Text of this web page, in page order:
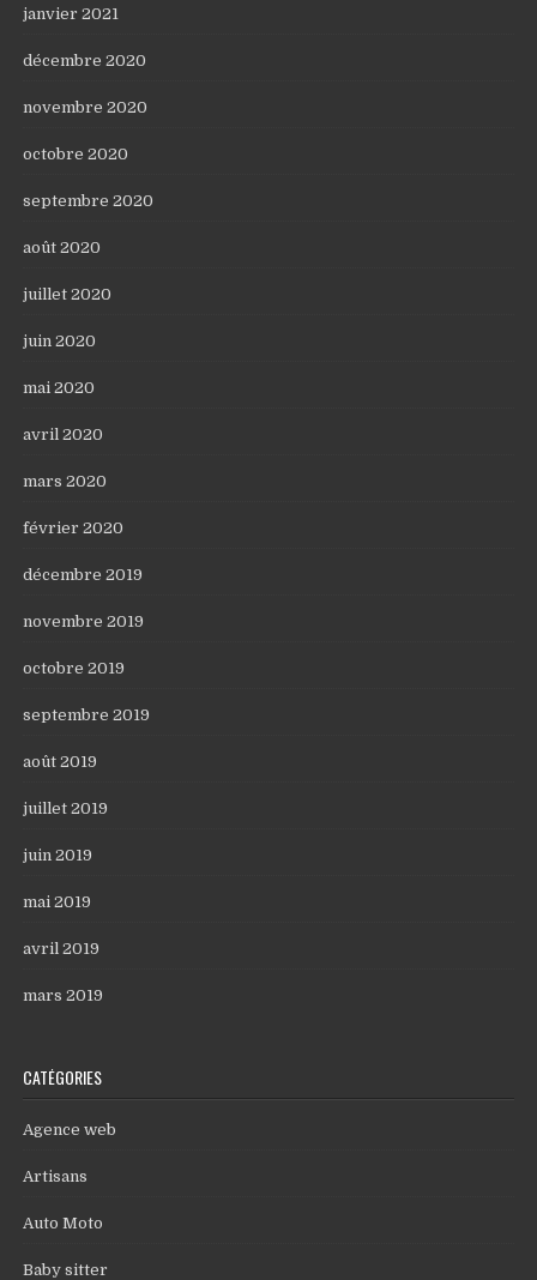
janvier 2021
décembre 2020
novembre 2020
octobre 2020
septembre 2020
août 2020
juillet 2020
juin 2020
mai 2020
avril 2020
mars 2020
février 2020
décembre 2019
novembre 2019
octobre 2019
septembre 2019
août 2019
juillet 2019
juin 2019
mai 2019
avril 2019
mars 2019
CATÉGORIES
Agence web
Artisans
Auto Moto
Baby sitter